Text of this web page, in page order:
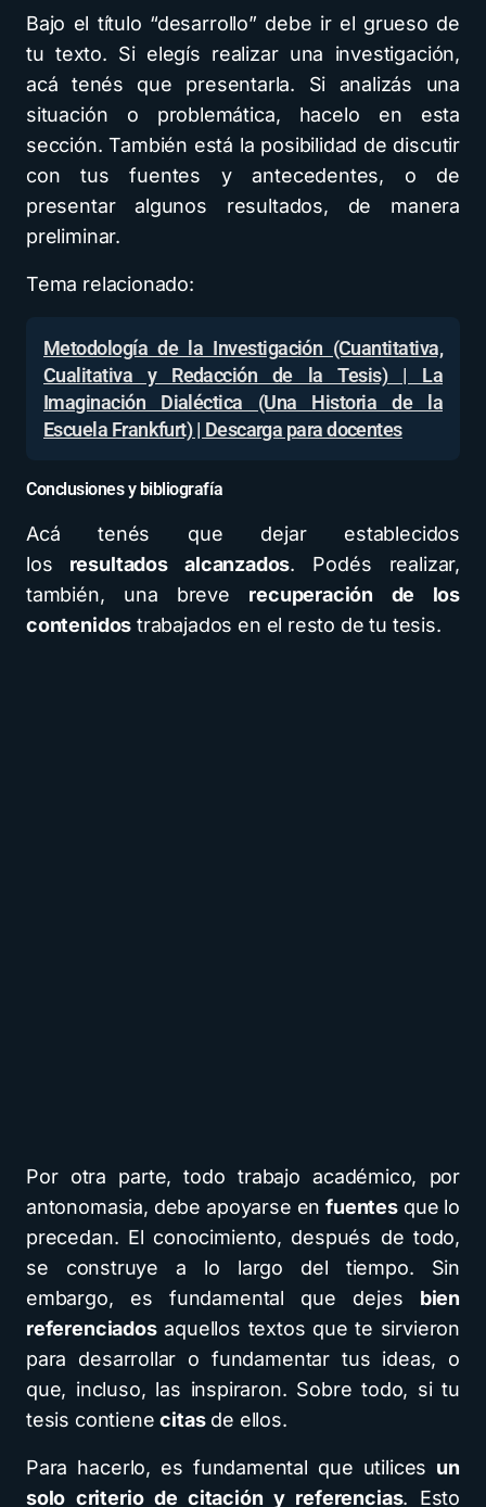
Bajo el título “desarrollo” debe ir el grueso de
tu texto. Si elegís realizar una investigación,
acá tenés que presentarla. Si analizás una
situación o problemática, hacelo en esta
sección. También está la posibilidad de discutir
con tus fuentes y antecedentes, o de
presentar algunos resultados, de manera
preliminar.
Tema relacionado:
Metodología de la Investigación (Cuantitativa,
Cualitativa y Redacción de la Tesis) | La
Imaginación Dialéctica (Una Historia de la
Escuela Frankfurt) | Descarga para docentes
Conclusiones y bibliografía
Acá tenés que dejar establecidos
los resultados alcanzados. Podés realizar,
también, una breve recuperación de los
contenidos trabajados en el resto de tu tesis.
Por otra parte, todo trabajo académico, por
antonomasia, debe apoyarse enfuentesque lo
precedan. El conocimiento, después de todo,
se construye a lo largo del tiempo. Sin
embargo, es fundamental que dejes bien
referenciadosaquellos textos que te sirvieron
para desarrollar o fundamentar tus ideas, o
que, incluso, las inspiraron. Sobre todo, si tu
tesis contienecitasde ellos.
Para hacerlo, es fundamental que utilices un
solo criterio de citación y referencias. Esto